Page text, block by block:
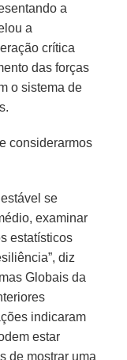
a
a
crítica
das forças
o sistema de
considerarmos
se
examinar
estatísticos
diz
Globais da
indicaram
estar
de mostrar uma